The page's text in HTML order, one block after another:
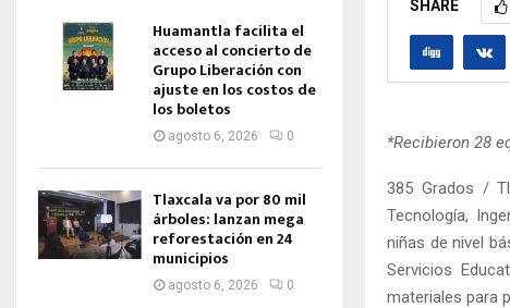
SHARE
*Recibieron 28
385 Grados /
Tecnología,
niñas de nivel
Servicios
materiales para
Huamantla facilita el
acceso al concierto de
Grupo Liberación con
ajuste en los costos de
los boletos
agosto 6, 2026 0
Tlaxcala va por 80 mil
árboles: lanzan mega
reforestación en 24
municipios
agosto 6, 2026 0